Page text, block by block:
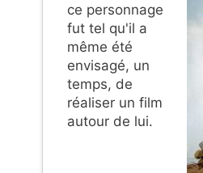
ce personnage
fut tel qu'il a
même été
envisagé, un
temps, de
réaliser un film
autour de lui.